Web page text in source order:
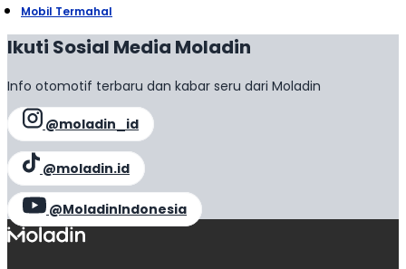
Mobil Termahal
Ikuti Sosial Media Moladin
Info otomotif terbaru dan kabar seru dari Moladin
@moladin_id
@moladin.id
@MoladinIndonesia